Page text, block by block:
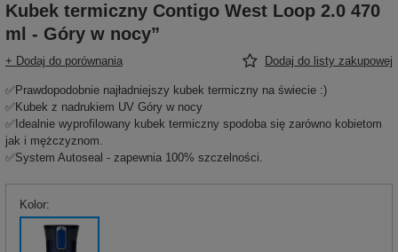
Kubek termiczny Contigo West Loop 2.0 470
ml - Góry w nocy”
+ Dodaj do porównania Dodaj do listy zakupowej
✅Prawdopodobnie najładniejszy kubek termiczny na świecie :)
✅Kubek z nadrukiem UV Góry w nocy
✅Idealnie wyprofilowany kubek termiczny spodoba się zarówno kobietom
jak i mężczyznom.
✅System Autoseal - zapewnia 100% szczelności.
Kolor